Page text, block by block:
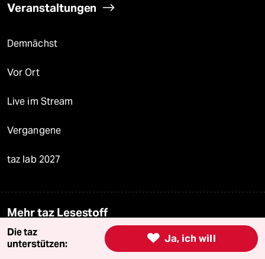
Veranstaltungen
Demnächst
Vor Ort
Live im Stream
Vergangene
taz lab 2027
Mehr taz Lesestoff
taz Blogs
 Ja, ich will
Die taz
unterstützen: